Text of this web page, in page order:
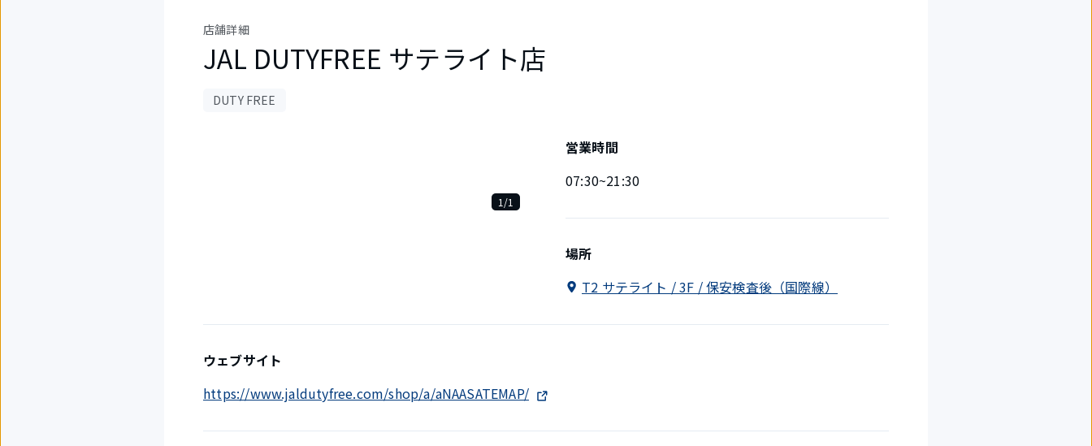
店舗詳細
JAL DUTYFREE サテライト店
DUTY FREE
表
中
1/1
営業時間
07:30~21:30
場所
T2 サテライト / 3F / 保安検査後（国際線）
ウェブサイト
https://www.jaldutyfree.com/shop/a/aNAASATEMAP/